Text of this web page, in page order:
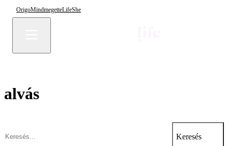
OrigoMindmegetteLifeShe
alvás
Keresés